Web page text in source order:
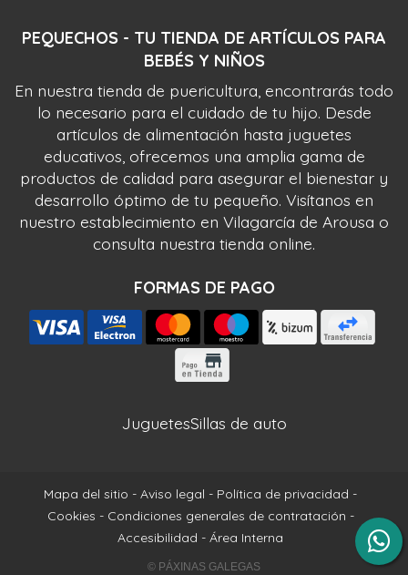
PEQUECHOS - TU TIENDA DE ARTÍCULOS PARA
BEBÉS Y NIÑOS
En nuestra tienda de puericultura, encontrarás todo
lo necesario para el cuidado de tu hijo. Desde
artículos de alimentación hasta juguetes
educativos, ofrecemos una amplia gama de
productos de calidad para asegurar el bienestar y
desarrollo óptimo de tu pequeño. Visítanos en
nuestro establecimiento en Vilagarcía de Arousa o
consulta nuestra tienda online.
FORMAS DE PAGO
JuguetesSillas de auto
Mapa del sitio - Aviso legal - Política de privacidad -
Cookies - Condiciones generales de contratación -
Accesibilidad - Área Interna
© PÁXINAS GALEGAS